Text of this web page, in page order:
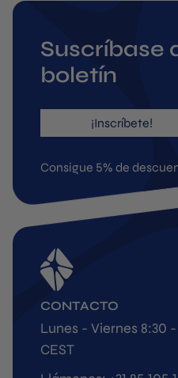
Suscríbase
boletín
¡Inscríbete!
Consigue 5% de
CONTACTO
Lunes - Viernes 8:30 -
CEST